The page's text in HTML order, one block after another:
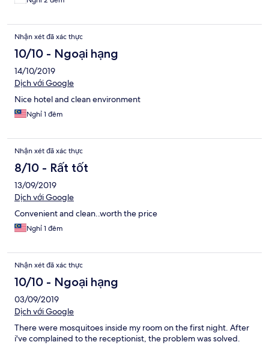
Nhận xét đã xác thực
10/10 - Ngoại hạng
14/10/2019
Dịch với Google
Nice hotel and clean environment
Nghỉ 1 đêm
Nhận xét đã xác thực
8/10 - Rất tốt
13/09/2019
Dịch với Google
Convenient and clean..worth the price
Nghỉ 1 đêm
Nhận xét đã xác thực
10/10 - Ngoại hạng
03/09/2019
Dịch với Google
There were mosquitoes inside my room on the first night. After
i've complained to the receptionist, the problem was solved.